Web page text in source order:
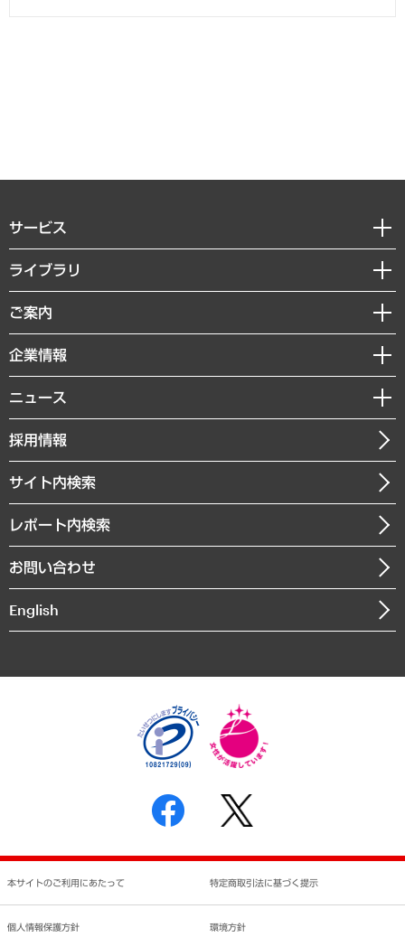
サービス
経営戦略
組織・人事戦略
デジタルイノベーション
共生・ダイバーシティ
GRC（ガバナンス・リスク・コンプライアンス）・防災（政策）
経済・産業・雇用・労働
まちづくり・観光・交通・スポーツ・スマートシティ
自然資源・農林水産業・食料システム
ライブラリ
経済調査
レポート
コラム
経営用語集
受託・受注実績（官公庁関連）
メディア掲載・出演
ご案内
セミナー・イベント情報
MUFGビジネスセミナー
受託案件情報
企業情報
私たちの想い
社長メッセージ
会社概要
沿革
組織図・本部部室紹介
インドネシア現地法人
個人情報保護方針
反社会的勢力に対する基本方針
書面による個人情報の開示等の請求の手続きについて
ニュース
ニュースリリース
お知らせ
採用情報
サイト内検索
レポート内検索
お問い合わせ
English
本サイトのご利用にあたって 特定商取引法に基づく提示
個人情報保護方針 環境方針